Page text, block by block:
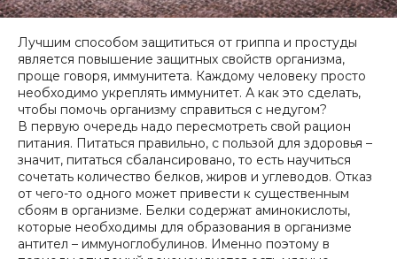
Лучшим способом защититься от гриппа и простуды
является повышение защитных свойств организма,
проще говоря, иммунитета. Каждому человеку просто
необходимо укреплять иммунитет. А как это сделать,
чтобы помочь организму справиться с недугом?
В первую очередь надо пересмотреть свой рацион
питания. Питаться правильно, с пользой для здоровья –
значит, питаться сбалансировано, то есть научиться
сочетать количество белков, жиров и углеводов. Отказ
от чего-то одного может привести к существенным
сбоям в организме. Белки содержат аминокислоты,
которые необходимы для образования в организме
антител – иммуноглобулинов. Именно поэтому в